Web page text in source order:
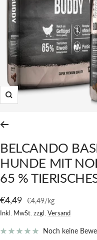
Zoom
BELCANDO
HUNDE MIT
65 %
Angebotspreis
€4,49 €4,49/kg
Inkl. MwSt. zzgl. Versand
Noch keine